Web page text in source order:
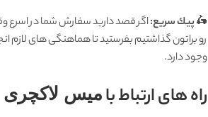
🛵پيك سریع:اگر قصد دارید سفارش شما در اسرع
رو براتون گذاشتیم بفرستید تا هماهنگی های
وجود دارد.
راه های ارتباط با میس